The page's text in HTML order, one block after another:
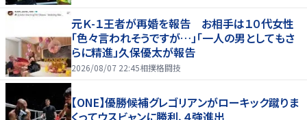
元Ｋ-１王者が再婚を報告 お相手は１０代女性
「色々言われそうですが…」「一人の男としてもさ
らに精進」久保優太が報告
2026/08/07 22:45相撲格闘技
【ONE】優勝候補グレゴリアンがローキック蹴りま
くってウスビャンに勝利、４強進出